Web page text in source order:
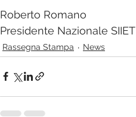
Roberto Romano
Presidente Nazionale SIIET
Rassegna Stampa News